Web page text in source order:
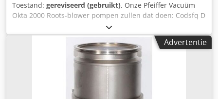
Toestand: gereviseerd (gebruikt), Onze Pfeiffer Vacuüm
Okta 2000 Roots-blower pompen zullen dat doen: Codsfq D
H Depfx Abheha zo goed als nieuw zijn worden
gecontroleerd na de specificaties van de fabrikant,
bijvoorbeeld de toleranties. worden voorzien van nieuwe
slijtdelen op korte termijn beschikbaar zijn inclusief één
Advertentie